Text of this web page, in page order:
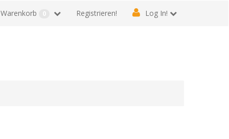
Registrieren! Log In!
Warenkorb 0